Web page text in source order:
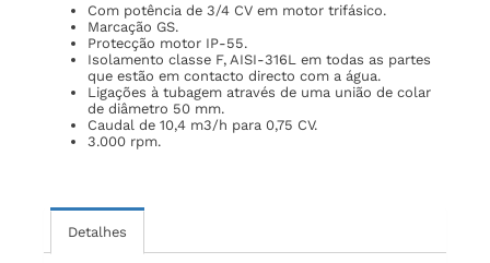
Com potência de 3/4 CV em motor trifásico.
Marcação GS.
Protecção motor IP-55.
Isolamento classe F, AISI-316L em todas as partes
que estão em contacto directo com a água.
Ligações à tubagem através de uma união de colar
de diâmetro 50 mm.
Caudal de 10,4 m3/h para 0,75 CV.
3.000 rpm.
Detalhes